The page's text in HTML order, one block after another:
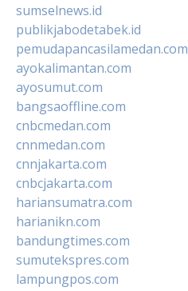
sumselnews.id
publikjabodetabek.id
pemudapancasilamedan.com
ayokalimantan.com
ayosumut.com
bangsaoffline.com
cnbcmedan.com
cnnmedan.com
cnnjakarta.com
cnbcjakarta.com
hariansumatra.com
harianikn.com
bandungtimes.com
sumutekspres.com
lampungpos.com